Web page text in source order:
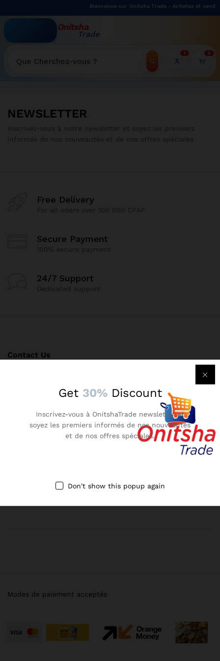
Bienvenue sur Onitsha Trade - Achetez et
Onitsha
Trade
1 0
WELCOME TO ONITSHATRADE ONLINE SHOP
NEWSLETTER
Free Delivery
Secure Payment
24/7 Support
Contact Us
(+237) 652415017
Onitshatrade@gmail.com
Modes de paiement acceptés
Get 30% Discount
Inscrivez-vous à OnitshaTrade newsletter et
soyez les premiers informés de nos nouveautés
et de nos offres spéciales.
Don't show this popup again